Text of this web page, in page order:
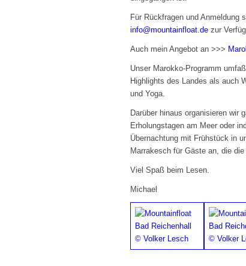
Für Rückfragen und Anmeldung
info@mountainfloat.de zur
Auch mein Angebot an >>>
Unser Marokko-Programm
Highlights des Landes als auch
und Yoga.
Darüber hinaus organisieren wir
Erholungstagen am Meer oder
Übernachtung mit Frühstück in
Marrakesch für Gäste an, die
Viel Spaß beim Lesen.
Michael